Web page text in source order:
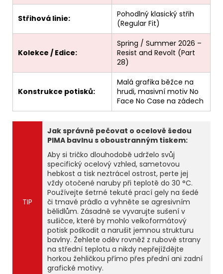
Střihová linie:
Pohodlný klasický střih
(Regular Fit)
Kolekce / Edice:
Spring / Summer 2026 –
Resist and Revolt (Part
28)
Konstrukce potisků:
Malá grafika běžce na
hrudi, masivní motiv No
Face No Case na zádech
TIP
Jak správně pečovat o ocelově šedou
PIMA bavlnu s oboustranným tiskem:
Aby si tričko dlouhodobě udrželo svůj
specifický ocelový vzhled, sametovou
hebkost a tisk neztrácel ostrost, perte jej
vždy otočené naruby při teplotě do 30 °C.
Používejte šetrné tekuté prací gely na šedé
či tmavé prádlo a vyhněte se agresivním
bělidlům. Zásadně se vyvarujte sušení v
sušičce, které by mohlo velkoformátový
potisk poškodit a narušit jemnou strukturu
bavlny. Žehlete oděv rovněž z rubové strany
na střední teplotu a nikdy nepřejíždějte
horkou žehličkou přímo přes přední ani zadní
grafické motivy.